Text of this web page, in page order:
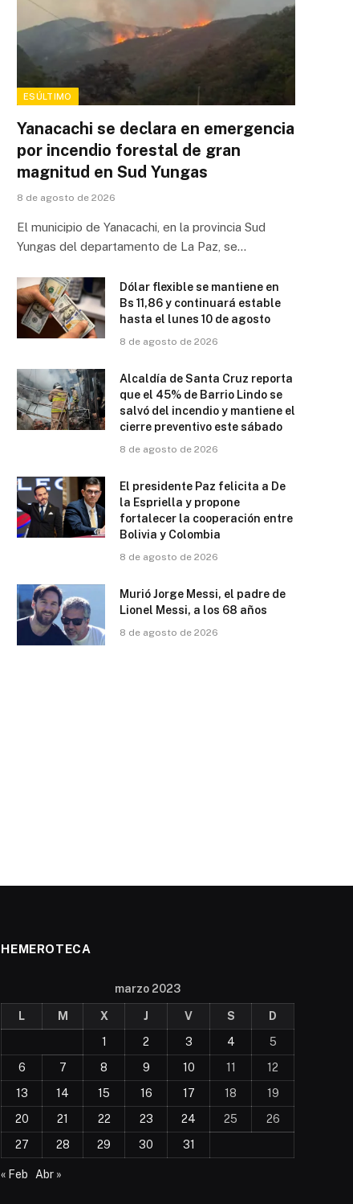
ESÚLTIMO
Yanacachi se declara en emergencia
por incendio forestal de gran
magnitud en Sud Yungas
8 de agosto de 2026
El municipio de Yanacachi, en la provincia Sud
Yungas del departamento de La Paz, se…
Dólar flexible se mantiene en
Bs 11,86 y continuará estable
hasta el lunes 10 de agosto
8 de agosto de 2026
Alcaldía de Santa Cruz reporta
que el 45% de Barrio Lindo se
salvó del incendio y mantiene el
cierre preventivo este sábado
8 de agosto de 2026
El presidente Paz felicita a De
la Espriella y propone
fortalecer la cooperación entre
Bolivia y Colombia
8 de agosto de 2026
Murió Jorge Messi, el padre de
Lionel Messi, a los 68 años
8 de agosto de 2026
HEMEROTECA
marzo 2023
L M X J V S
D
1
2 3 4
5
6
7 8 9 10 11
12
13
14 15 16 17 18
19
20
21 22 23 24 25
26
27
28 29 30 31
« Feb Abr »